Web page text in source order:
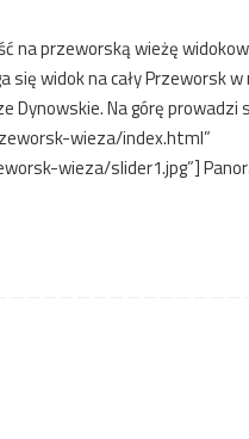
na przeworską wieżę
widok na cały Przeworsk w
Dynowskie. Na górę
wieza/index.html”
wieza/slider1.jpg”]